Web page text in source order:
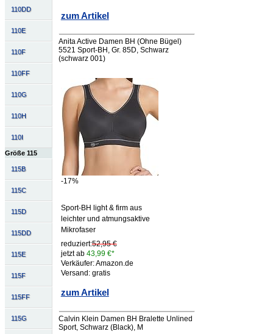
110DD
110E
110F
110FF
110G
110H
110I
Größe 115
115B
115C
115D
115DD
115E
115F
115FF
115G
zum Artikel
Anita Active Damen BH (Ohne Bügel)
5521 Sport-BH, Gr. 85D, Schwarz
(schwarz 001)
-17%
Sport-BH light & firm aus
leichter und atmungsaktive
Mikrofaser
reduziert:52,95 €
jetzt ab 43,99 €*
Verkäufer: Amazon.de
Versand: gratis
zum Artikel
Calvin Klein Damen BH Bralette Unlined
Sport, Schwarz (Black), M